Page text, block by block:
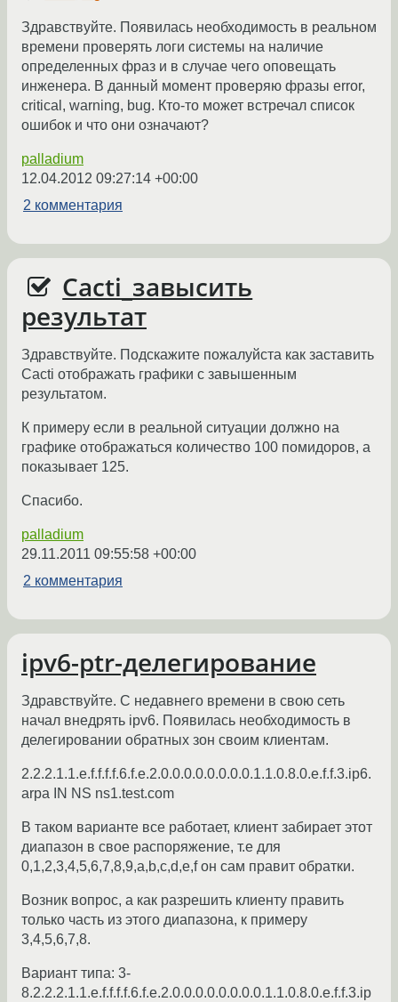
Здравствуйте. Появилась необходимость в реальном
времени проверять логи системы на наличие
определенных фраз и в случае чего оповещать
инженера. В данный момент проверяю фразы error,
critical, warning, bug. Кто-то может встречал список
ошибок и что они означают?
palladium
12.04.2012 09:27:14 +00:00
2 комментария
Cacti_завысить
результат
Здравствуйте. Подскажите пожалуйста как заставить
Cacti отображать графики с завышенным
результатом.
К примеру если в реальной ситуации должно на
графике отображаться количество 100 помидоров, а
показывает 125.
Спасибо.
palladium
29.11.2011 09:55:58 +00:00
2 комментария
ipv6-ptr-делегирование
Здравствуйте. С недавнего времени в свою сеть
начал внедрять ipv6. Появилась необходимость в
делегировании обратных зон своим клиентам.
2.2.2.1.1.e.f.f.f.f.6.f.e.2.0.0.0.0.0.0.0.0.1.1.0.8.0.e.f.f.3.ip6.
arpa IN NS ns1.test.com
В таком варианте все работает, клиент забирает этот
диапазон в свое распоряжение, т.е для
0,1,2,3,4,5,6,7,8,9,a,b,c,d,e,f он сам правит обратки.
Возник вопрос, а как разрешить клиенту править
только часть из этого диапазона, к примеру
3,4,5,6,7,8.
Вариант типа: 3-
8.2.2.2.1.1.e.f.f.f.f.6.f.e.2.0.0.0.0.0.0.0.0.1.1.0.8.0.e.f.f.3.ip